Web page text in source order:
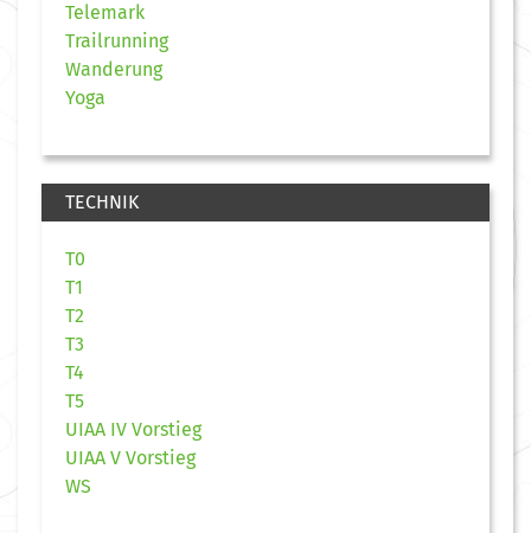
Telemark
Trailrunning
Wanderung
Yoga
TECHNIK
T0
T1
T2
T3
T4
T5
UIAA IV Vorstieg
UIAA V Vorstieg
WS